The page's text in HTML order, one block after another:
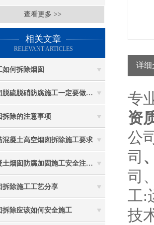
查看更多 >>
相关文章
RELEVANT ARTICLES
如何拆除烟囱
烟囱脱硫脱硝防腐施工一定要做好防护工作
拆除的注意事项
混凝土高空烟囱拆除施工要求
混凝土烟囱防腐加固施工安全注意事项
拆除施工工艺分享
拆除应该如何安全施工
详细
专
资
公
司
司
工:
技